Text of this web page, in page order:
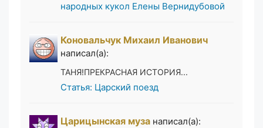
народных кукол Елены Вернидубовой
Коновальчук Михаил Иванович
написал(а):
ТАНЯ!ПРЕКРАСНАЯ ИСТОРИЯ...
Статья: Царский поезд
Царицынская муза написал(а):